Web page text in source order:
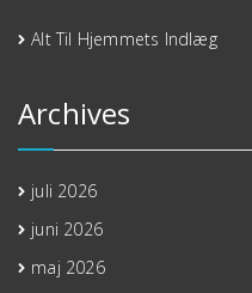
Alt Til Hjemmets Indlæg
Archives
juli 2026
juni 2026
maj 2026